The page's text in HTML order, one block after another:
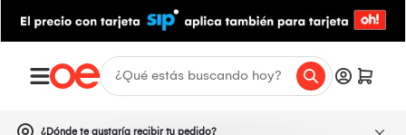
¿Dónde te gustaría recibir tu pedido?